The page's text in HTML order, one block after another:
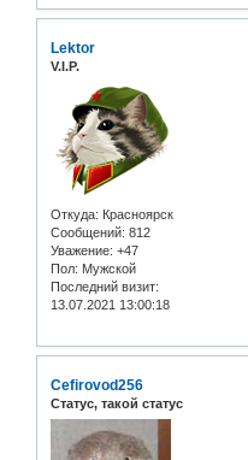
Lektor
V.I.P.
Откуда: Красноярск
Сообщений: 812
Уважение: +47
Пол: Мужской
Последний визит:
13.07.2021 13:00:18
Cefirovod256
Статус, такой статус